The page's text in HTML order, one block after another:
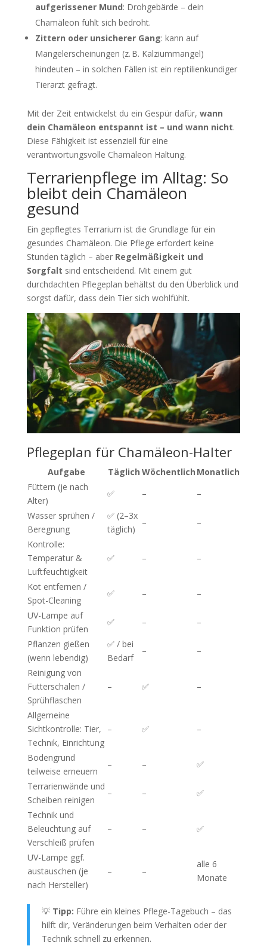
aufgerissener Mund: Drohgebärde – dein
Chamäleon fühlt sich bedroht.
Zittern oder unsicherer Gang: kann auf
Mangelerscheinungen (z. B. Kalziummangel)
hindeuten – in solchen Fällen ist ein reptilienkundiger
Tierarzt gefragt.
Mit der Zeit entwickelst du ein Gespür dafür, wann
dein Chamäleon entspannt ist – und wann nicht.
Diese Fähigkeit ist essenziell für eine
verantwortungsvolle Chamäleon Haltung.
Terrarienpflege im Alltag: So
bleibt dein Chamäleon
gesund
Ein gepflegtes Terrarium ist die Grundlage für ein
gesundes Chamäleon. Die Pflege erfordert keine
Stunden täglich – aber Regelmäßigkeit und
Sorgfalt sind entscheidend. Mit einem gut
durchdachten Pflegeplan behältst du den Überblick und
sorgst dafür, dass dein Tier sich wohlfühlt.
Pflegeplan für Chamäleon-Halter
Aufgabe Täglich Wöchentlich Monatlich
Füttern (je nach
Alter)
✅ –
–
Wasser sprühen /
Beregnung
✅ (2–3x
täglich)
–
–
Kontrolle:
Temperatur &
Luftfeuchtigkeit
✅ – –
Kot entfernen /
Spot-Cleaning
✅ –
–
UV-Lampe auf
Funktion prüfen
✅ –
–
Pflanzen gießen
(wenn lebendig)
✅ / bei
Bedarf
–
–
Reinigung von
Futterschalen /
Sprühflaschen
– ✅ –
Allgemeine
Sichtkontrolle: Tier,
Technik, Einrichtung
– ✅ –
Bodengrund
teilweise erneuern
– –
✅
Terrarienwände und
Scheiben reinigen
– –
✅
Technik und
Beleuchtung auf
Verschleiß prüfen
– – ✅
UV-Lampe ggf.
austauschen (je
nach Hersteller)
– –
alle 6
Monate
💡 Tipp: Führe ein kleines Pflege-Tagebuch – das
hilft dir, Veränderungen beim Verhalten oder der
Technik schnell zu erkennen.